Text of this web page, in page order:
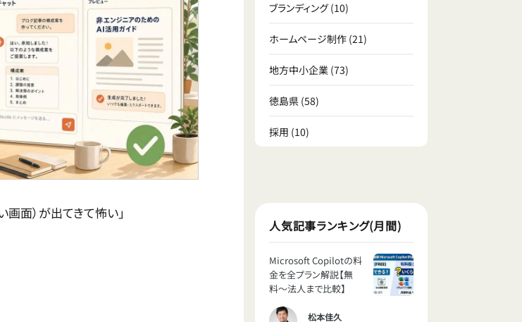
画面）が出てきて怖い」
ブランディング(10)
ホームページ制作 (21)
地方中小企業 (73)
徳島県 (58)
採用 (10)
人気記事ランキング(月間)
Microsoft Copilotの料
金を全プラン解説【無
料〜法人まで比較】
松本佳久